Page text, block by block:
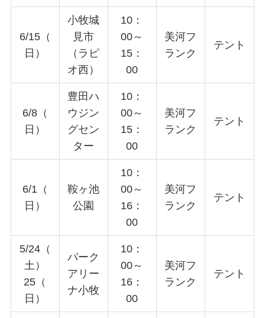
6/15（
日）
小牧城
見市
（ラピ
オ西）
10：
00～
15：
00
美河フ
ランク
テント
6/8（
日）
豊田ハ
ウジン
グセン
ター
10：
00～
15：
00
美河フ
ランク
テント
6/1（
日）
鞍ヶ池
公園
10：
00～
16：
00
美河フ
ランク
テント
5/24（
土）
25（
日）
パーク
アリー
ナ小牧
10：
00～
16：
00
美河フ
ランク
テント